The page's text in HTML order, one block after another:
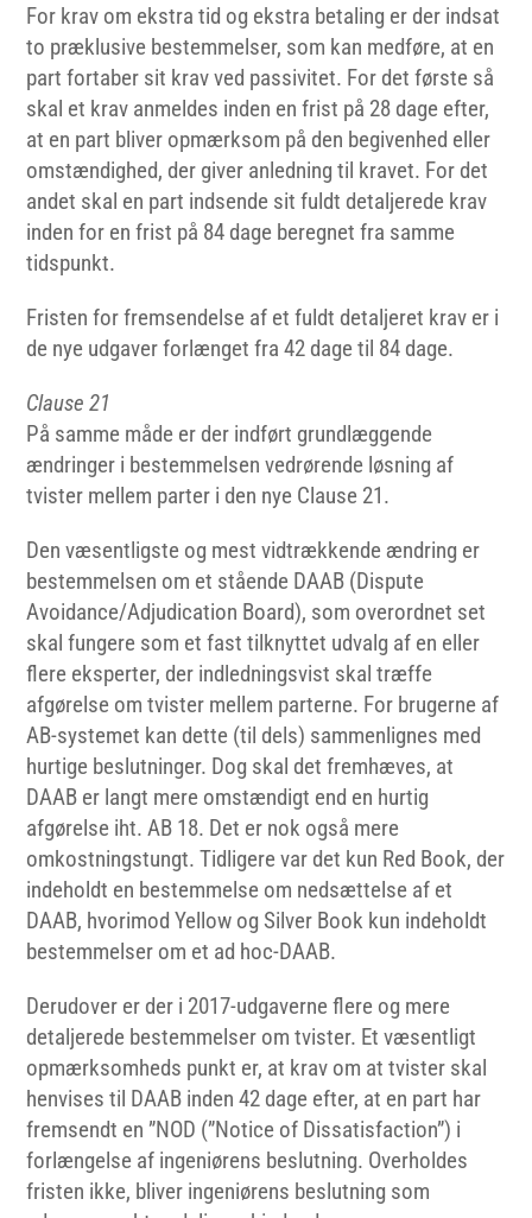
For krav om ekstra tid og ekstra betaling er der indsat
to præklusive bestemmelser, som kan medføre, at en
part fortaber sit krav ved passivitet. For det første så
skal et krav anmeldes inden en frist på 28 dage efter,
at en part bliver opmærksom på den begivenhed eller
omstændighed, der giver anledning til kravet. For det
andet skal en part indsende sit fuldt detaljerede krav
inden for en frist på 84 dage beregnet fra samme
tidspunkt.
Fristen for fremsendelse af et fuldt detaljeret krav er i
de nye udgaver forlænget fra 42 dage til 84 dage.
Clause 21
På samme måde er der indført grundlæggende
ændringer i bestemmelsen vedrørende løsning af
tvister mellem parter i den nye Clause 21.
Den væsentligste og mest vidtrækkende ændring er
bestemmelsen om et stående DAAB (Dispute
Avoidance/Adjudication Board), som overordnet set
skal fungere som et fast tilknyttet udvalg af en eller
flere eksperter, der indledningsvist skal træffe
afgørelse om tvister mellem parterne. For brugerne af
AB-systemet kan dette (til dels) sammenlignes med
hurtige beslutninger. Dog skal det fremhæves, at
DAAB er langt mere omstændigt end en hurtig
afgørelse iht. AB 18. Det er nok også mere
omkostningstungt. Tidligere var det kun Red Book, der
indeholdt en bestemmelse om nedsættelse af et
DAAB, hvorimod Yellow og Silver Book kun indeholdt
bestemmelser om et ad hoc-DAAB.
Derudover er der i 2017-udgaverne flere og mere
detaljerede bestemmelser om tvister. Et væsentligt
opmærksomheds punkt er, at krav om at tvister skal
henvises til DAAB inden 42 dage efter, at en part har
fremsendt en ”NOD (”Notice of Dissatisfaction”) i
forlængelse af ingeniørens beslutning. Overholdes
fristen ikke, bliver ingeniørens beslutning som